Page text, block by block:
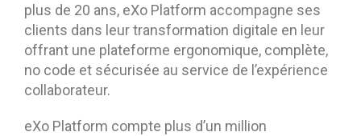
plus de 20 ans, eXo Platform accompagne ses
clients dans leur transformation digitale en leur
offrant une plateforme ergonomique, complète,
no code et sécurisée au service de l’expérience
collaborateur.
eXo Platform compte plus d’un million